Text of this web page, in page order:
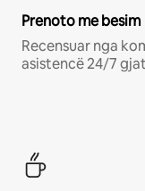
Prenoto me besim
Recensuar nga
asistencë 24/7